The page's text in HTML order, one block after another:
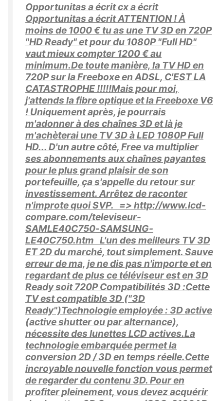
Opportunitas a écrit cx a écrit
Opportunitas a écrit ATTENTION ! À
moins de 1000 € tu as une TV 3D en 720P
"HD Ready" et pour du 1080P "Full HD"
vaut mieux compter 1200 € au
minimum.De toute manière, la TV HD en
720P sur la Freeboxe en ADSL, C'EST LA
CATASTROPHE !!!!!Mais pour moi,
j'attends la fibre optique et la Freeboxe V6
! Uniquement après, je pourrais
m'adonner à des chaînes 3D et là je
m'achèterai une TV 3D à LED 1080P Full
HD... D'un autre côté, Free va multiplier
ses abonnements aux chaînes payantes
pour le plus grand plaisir de son
portefeuille, ça s'appelle du retour sur
investissement. Arrêtez de raconter
n'improte quoi SVP. => http://www.lcd-
compare.com/televiseur-
SAMLE40C750-SAMSUNG-
LE40C750.htm L'un des meilleurs TV 3D
ET 2D du marché, tout simplement. Sauve
erreur de ma, je ne dis pas n'importe et en
regardant de plus ce téléviseur est en 3D
Ready soit 720P Compatibilités 3D :Cette
TV est compatible 3D ("3D
Ready")Technologie employée : 3D active
(active shutter ou par alternance),
nécessite des lunettes LCD actives.La
technologie embarquée permet la
conversion 2D / 3D en temps réelle.Cette
incroyable nouvelle fonction vous permet
de regarder du contenu 3D. Pour en
profiter pleinement, vous devez acquérir